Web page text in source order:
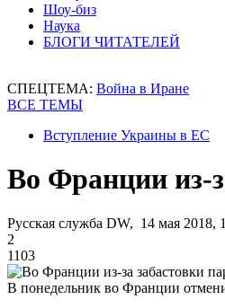
Шоу-биз
Наука
БЛОГИ ЧИТАТЕЛЕЙ
СПЕЦТЕМА: Война в Иране
ВСЕ ТЕМЫ
Вступление Украины в ЕС
Во Франции из-
Русская служба DW, 14 мая 2018,
2
1103
В понедельник во Франции